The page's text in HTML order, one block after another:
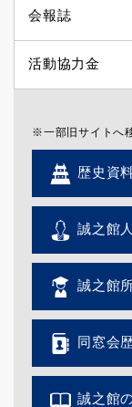
会報誌
活動協力金
※一部旧サイトへ
歴史資
誠之館
誠之館
同窓会
誠之館